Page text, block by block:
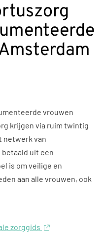
vrouwen
krijgen via ruim twintig
netwerk van
uit een
is om veilige en
aan alle vrouwen, ook
zorggids